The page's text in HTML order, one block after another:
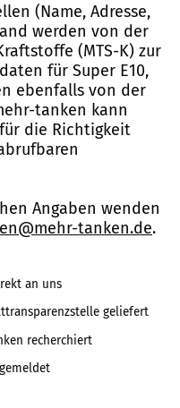
(Name, Adresse,
werden von der
(MTS-K) zur
für Super E10,
ebenfalls von der
tanken kann
die Richtigkeit
Angaben wenden
tanken.de.
an uns
geliefert
recherchiert